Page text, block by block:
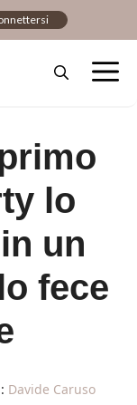
lo
un
fece
Davide Caruso